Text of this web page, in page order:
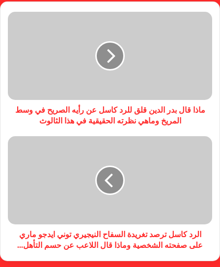
ماذا قال بدر الدين قلق للرد كاسل عن رأيه الصريح في وسط
المريخ وماهي نظرته الحقيقية في هذا الثالوث
الرد كاسل ترصد تغريدة السفاح النيجيري توني ايدجو ماري
على صفحته الشخصية وماذا قال اللاعب عن حسم التأهل...